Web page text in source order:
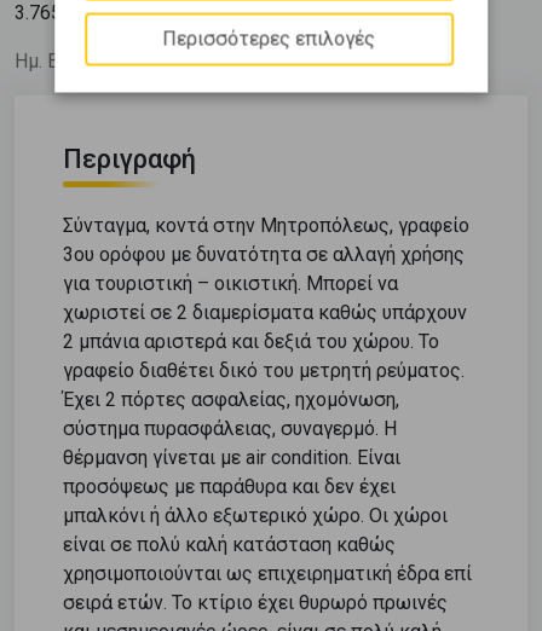
3.765 € / m
Ημ. Ενημέρωσης: 07/07/26
Περιγραφή
Σύνταγμα, κοντά στην Μητροπόλεως, γραφείο
3ου ορόφου με δυνατότητα σε αλλαγή χρήσης
για τουριστική – οικιστική. Μπορεί να
χωριστεί σε 2 διαμερίσματα καθώς υπάρχουν
2 μπάνια αριστερά και δεξιά του χώρου. Το
γραφείο διαθέτει δικό του μετρητή ρεύματος.
Έχει 2 πόρτες ασφαλείας, ηχομόνωση,
σύστημα πυρασφάλειας, συναγερμό. Η
θέρμανση γίνεται με air condition. Είναι
προσόψεως με παράθυρα και δεν έχει
μπαλκόνι ή άλλο εξωτερικό χώρο. Οι χώροι
είναι σε πολύ καλή κατάσταση καθώς
χρησιμοποιούνται ως επιχειρηματική έδρα επί
σειρά ετών. Το κτίριο έχει θυρωρό πρωινές
Περισσότερες επιλογές